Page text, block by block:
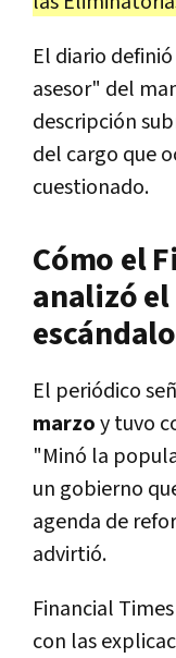
El diario
asesor" del
descripción
del cargo que
cuestionado.
Cómo el
analizó
El periódico
marzoy tuvo
"Minó la
un gobierno
agenda de
advirtió.
Financial
con las